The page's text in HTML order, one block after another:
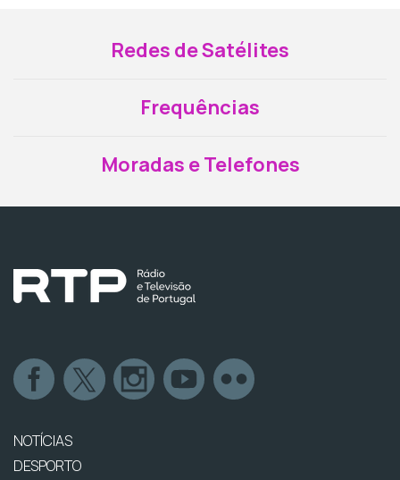
Redes de Satélites
Frequências
Moradas e Telefones
NOTÍCIAS
DESPORTO